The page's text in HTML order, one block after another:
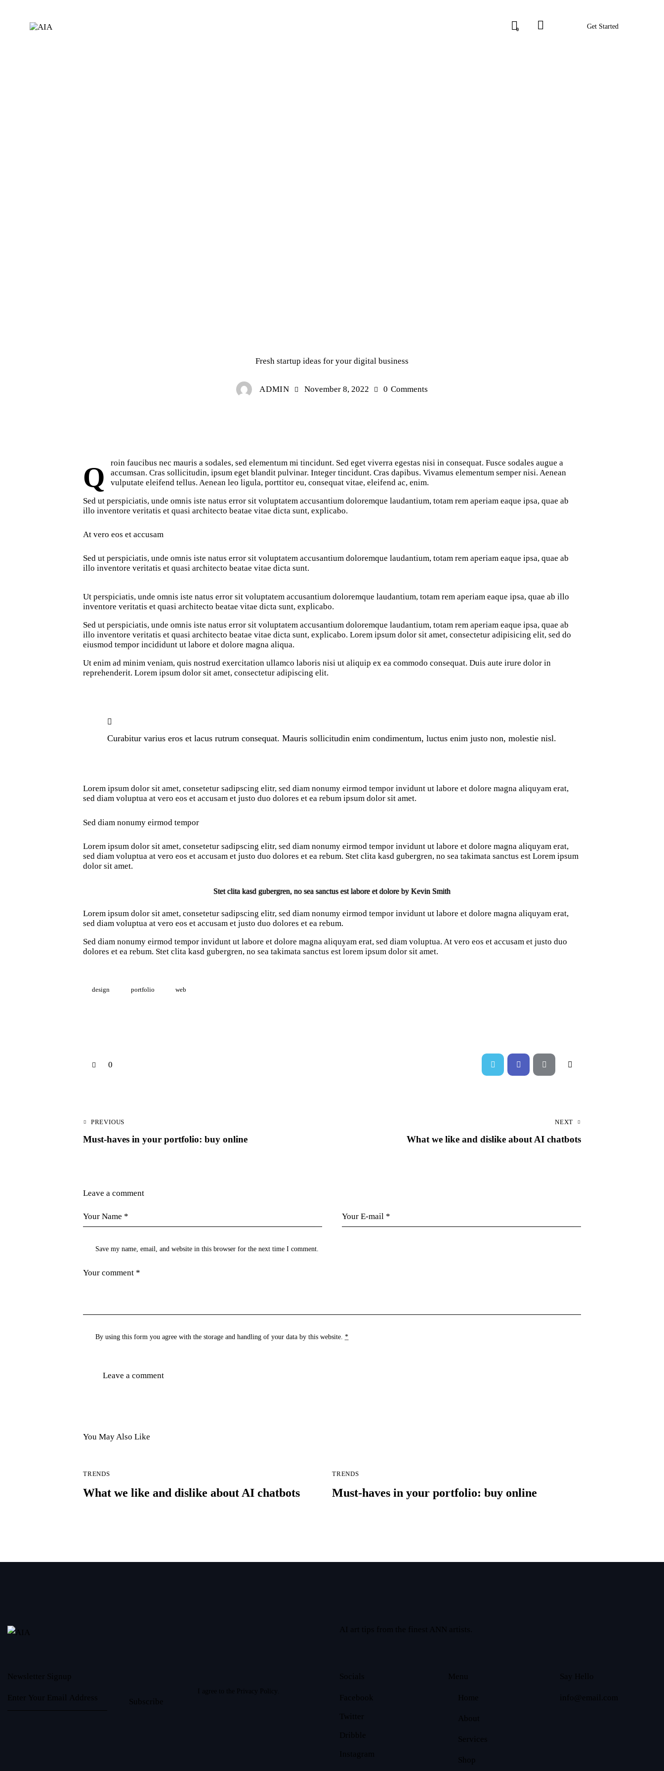
0 Get Started
Fresh startup ideas for your digital business
ADMIN November 8, 2022 0 Comments
Q
roin faucibus nec mauris a sodales, sed elementum mi tincidunt. Sed eget viverra egestas nisi in consequat. Fusce sodales augue a
accumsan. Cras sollicitudin, ipsum eget blandit pulvinar. Integer tincidunt. Cras dapibus. Vivamus elementum semper nisi. Aenean
vulputate eleifend tellus. Aenean leo ligula, porttitor eu, consequat vitae, eleifend ac, enim.
Sed ut perspiciatis, unde omnis iste natus error sit voluptatem accusantium doloremque laudantium, totam rem aperiam eaque ipsa, quae ab
illo inventore veritatis et quasi architecto beatae vitae dicta sunt, explicabo.
At vero eos et accusam
Sed ut perspiciatis, unde omnis iste natus error sit voluptatem accusantium doloremque laudantium, totam rem aperiam eaque ipsa, quae ab
illo inventore veritatis et quasi architecto beatae vitae dicta sunt.
Ut perspiciatis, unde omnis iste natus error sit voluptatem accusantium doloremque laudantium, totam rem aperiam eaque ipsa, quae ab illo
inventore veritatis et quasi architecto beatae vitae dicta sunt, explicabo.
Sed ut perspiciatis, unde omnis iste natus error sit voluptatem accusantium doloremque laudantium, totam rem aperiam eaque ipsa, quae ab
illo inventore veritatis et quasi architecto beatae vitae dicta sunt, explicabo. Lorem ipsum dolor sit amet, consectetur adipisicing elit, sed do
eiusmod tempor incididunt ut labore et dolore magna aliqua.
Ut enim ad minim veniam, quis nostrud exercitation ullamco laboris nisi ut aliquip ex ea commodo consequat. Duis aute irure dolor in
reprehenderit. Lorem ipsum dolor sit amet, consectetur adipiscing elit.
Curabitur varius eros et lacus rutrum consequat. Mauris sollicitudin enim condimentum, luctus enim justo non, molestie nisl.
Lorem ipsum dolor sit amet, consetetur sadipscing elitr, sed diam nonumy eirmod tempor invidunt ut labore et dolore magna aliquyam erat,
sed diam voluptua at vero eos et accusam et justo duo dolores et ea rebum ipsum dolor sit amet.
Sed diam nonumy eirmod tempor
Lorem ipsum dolor sit amet, consetetur sadipscing elitr, sed diam nonumy eirmod tempor invidunt ut labore et dolore magna aliquyam erat,
sed diam voluptua at vero eos et accusam et justo duo dolores et ea rebum. Stet clita kasd gubergren, no sea takimata sanctus est Lorem ipsum
dolor sit amet.
Stet clita kasd gubergren, no sea sanctus est labore et dolore by Kevin Smith
Lorem ipsum dolor sit amet, consetetur sadipscing elitr, sed diam nonumy eirmod tempor invidunt ut labore et dolore magna aliquyam erat,
sed diam voluptua at vero eos et accusam et justo duo dolores et ea rebum.
Sed diam nonumy eirmod tempor invidunt ut labore et dolore magna aliquyam erat, sed diam voluptua. At vero eos et accusam et justo duo
dolores et ea rebum. Stet clita kasd gubergren, no sea takimata sanctus est lorem ipsum dolor sit amet.
design portfolio web
0
PREVIOUS
Must-haves in your portfolio: buy online
NEXT
What we like and dislike about AI chatbots
Leave a comment
Save my name, email, and website in this browser for the next time I comment.
By using this form you agree with the storage and handling of your data by this website.*
You May Also Like
TRENDS
What we like and dislike about AI chatbots
TRENDS
Must-haves in your portfolio: buy online
AI art tips from the finest ANN artists.
Newsletter Signup
Subscribe
I agree to the Privacy Policy
Socials
Facebook
Twitter
Dribble
Instagram
Menu
Home
About
Services
Shop
Say Hello
info@email.com